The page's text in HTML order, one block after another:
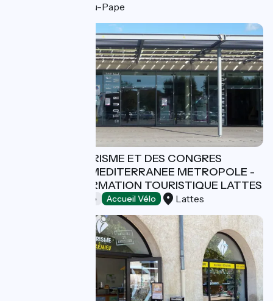
Châteauneuf-du-Pape
OFFICE DE TOURISME ET DES CONGRES
MONTPELLIER MEDITERRANEE METROPOLE -
BUREAU D'INFORMATION TOURISTIQUE LATTES
Offices de Tourisme Accueil Vélo Lattes